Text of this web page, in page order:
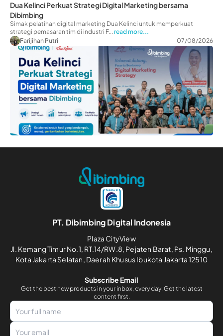
Dua Kelinci Perkuat Strategi Digital Marketing bersama
Dibimbing
Simak pelatihan digital marketing Dua Kelinci untuk memperkuat
strategi pemasaran tim di industri F...read more...
Farijihan Putri
07/08/2026
PT. Dibimbing Digital Indonesia
Plaza CityView
Jl. Kemang Timur No.1, RT.14/RW.8, Pejaten Barat, Ps. Minggu,
Kota Jakarta Selatan, Daerah Khusus Ibukota Jakarta 12510
Subscribe Email
Get the best new products in your inbox, every day. Get the latest
content first.